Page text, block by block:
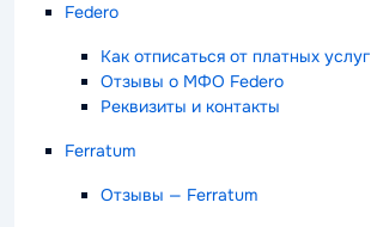
Federo
Как отписаться от платных услуг
Отзывы о МФО Federo
Реквизиты и контакты
Ferratum
Отзывы — Ferratum